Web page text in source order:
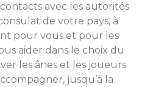
avec les autorités
de votre pays, à
pour vous et pour les
aider dans le choix du
les ânes et les joueurs
jusqu’à la